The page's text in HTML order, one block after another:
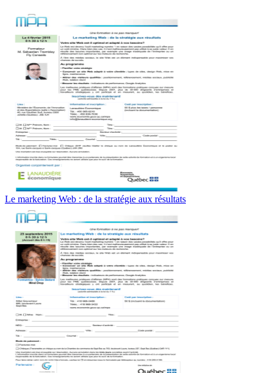
Le marketing Web : de la stratégie aux résultats